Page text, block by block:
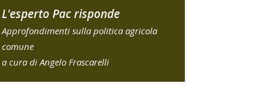
L'esperto Pac risponde
Approfondimenti sulla politica agricola
comune
a cura di Angelo Frascarelli